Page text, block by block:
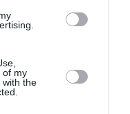
of my
with the
României în